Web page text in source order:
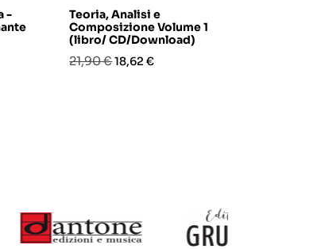
-
Teoria, Analisi e
Composizione Volume 1
(libro/ CD/Download)
Prezzo
21,90 €Prezzo
18,62 €